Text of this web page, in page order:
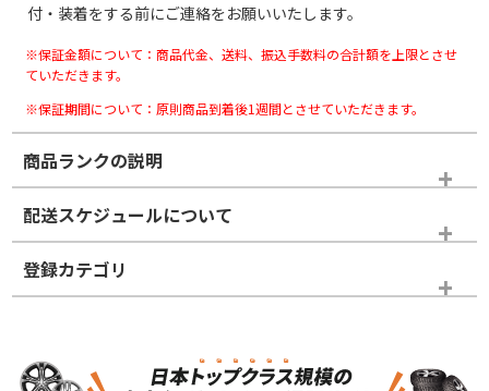
付・装着をする前にご連絡をお願いいたします。
※保証金額について：商品代金、送料、振込手数料の合計額を上限とさせ
ていただきます。
※保証期間について：原則商品到着後1週間とさせていただきます。
商品ランクの説明
※商品ランクは出品者の主観により判断しておりますので、あら
かじめご了承ください。
ホイールランク
配送スケジュールについて
登録カテゴリ
タイヤホイールセット